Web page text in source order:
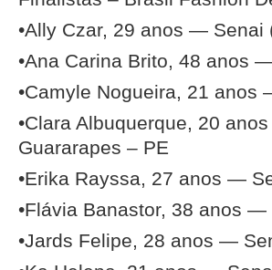
•Ally Czar, 29 anos — Senai
•Ana Carina Brito, 48 anos
•Camyle Nogueira, 21 anos
•Clara Albuquerque, 20
Guararapes – PE
•Erika Rayssa, 27 anos —
•Flávia Banastor, 38 anos
•Jards Felipe, 28 anos —